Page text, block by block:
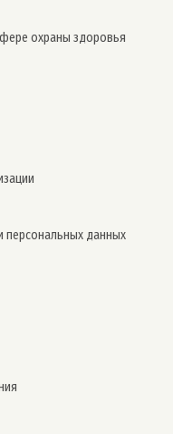
охраны здоровья
персональных данных